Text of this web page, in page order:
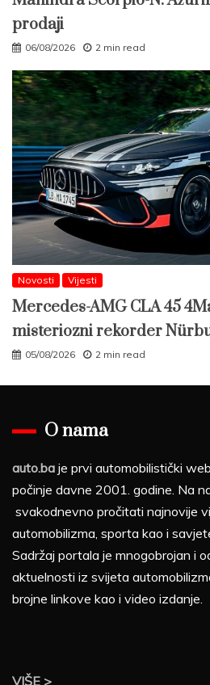
prodaji
06/08/2026 2 min read
Novosti Vijesti
Mercedes-AMG CLA 45
misteriozni rekorder
05/08/2026 2 min read
O nama
auto.ba je prvi automobilistički
počinje davne 2001. godine. Na
svakodnevno pročitati najnovije
automobilizma, sporta kao i
Sadržaj portala je mnogobrojan i
aktuelnosti iz svijeta
brojne linkove kao i video izdanje.
VIŠE >